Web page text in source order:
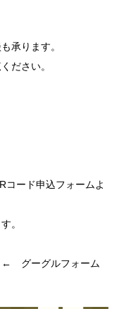
承ります。
ださい。
コード申込フォームよ
。
← グーグルフォーム